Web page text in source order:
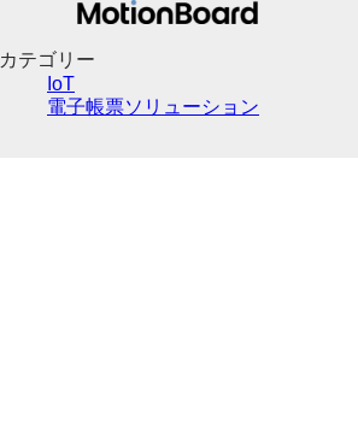
カテゴリー
IoT
電子帳票ソリューション